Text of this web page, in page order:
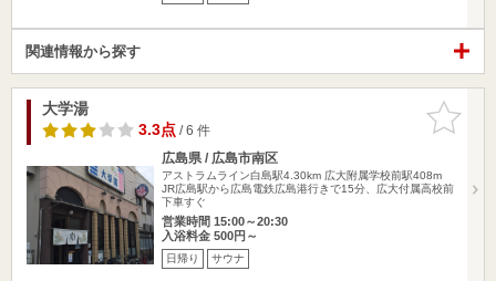
関連情報から探す
お気に入
りに追加
大学湯
3.3点/ 6 件
広島県 / 広島市南区
アストラムライン白島駅4.30km 広大附属学校前駅408m
JR広島駅から広島電鉄広島港行きで15分、広大付属高校前
下車すぐ
営業時間 15:00～20:30
入浴料金 500円～
日帰り サウナ